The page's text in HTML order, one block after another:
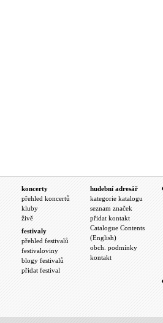
koncerty
přehled koncertů
kluby
živě
festivaly
přehled festivalů
festivaloviny
blogy festivalů
přidat festival
hudební adresář
kategorie katalogu
seznam značek
přidat kontakt
Catalogue Contents
(English)
obch. podmínky
kontakt